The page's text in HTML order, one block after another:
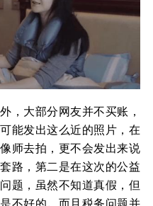
，大部分网友并不买账，
能发出这么近的照片，在
师去拍，更不会发出来说
路，第二是在这次的公益
题，虽然不知道真假，但